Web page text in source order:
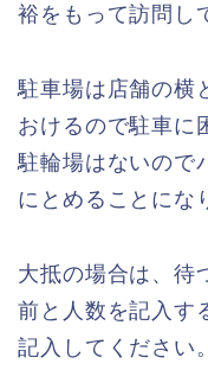
裕をもって訪問し
駐車場は店舗の横
おけるので駐車に
駐輪場はないので
にとめることにな
大抵の場合は、待
前と人数を記入す
記入してください。